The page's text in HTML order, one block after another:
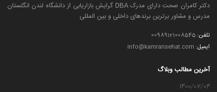
دکتر کامران صحت دارای مدرک DBA گرایش بازاریابی از دانشگاه لندن انگلستان
مدرس و مشاور برترین برندهای داخلی و بین المللی
تلفن:
ایمیل:
آخرین مطالب وبلاگ
1400/07/04